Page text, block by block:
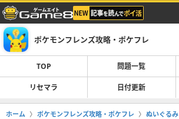
ポケモンフレンズ攻略・ポケフレ
TOP 問題一覧
リセマラ 日付更新
ホーム ポケモンフレンズ攻略・ポケフレ ぬいぐるみ